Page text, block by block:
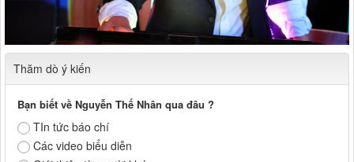
Thăm dò ý kiến
Bạn biết về Nguyễn Thế Nhân qua đâu ?
TIn tức báo chí
Các video biểu diễn